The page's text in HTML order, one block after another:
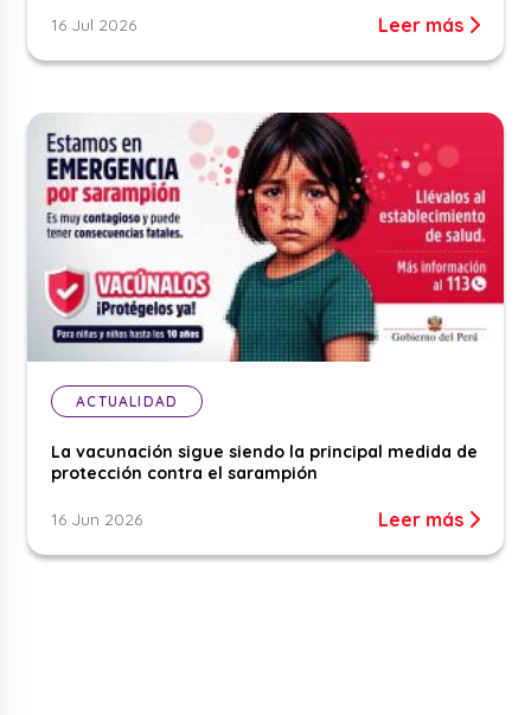
16 Jul 2026 Leer más
ACTUALIDAD
La vacunación sigue siendo la principal medida de
protección contra el sarampión
16 Jun 2026 Leer más